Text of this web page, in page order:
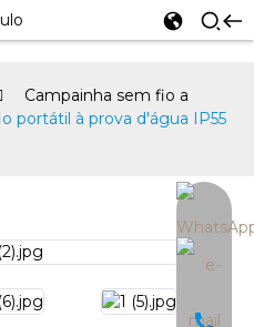
Campainha sem fio a
portátil à prova d'água IP55